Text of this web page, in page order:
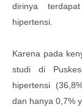
dirinya
hipertensi.
Karena pada
studi di
hipertensi
dan hanya 0,7%